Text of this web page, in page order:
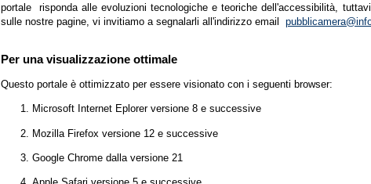
portale risponda alle evoluzioni tecnologiche e teoriche dell'accessibilità,
sulle nostre pagine, vi invitiamo a segnalarli all'indirizzo email
Per una visualizzazione ottimale
Questo portale è ottimizzato per essere visionato con i seguenti browser:
Microsoft Internet Eplorer versione 8 e successive
Mozilla Firefox versione 12 e successive
Google Chrome dalla versione 21